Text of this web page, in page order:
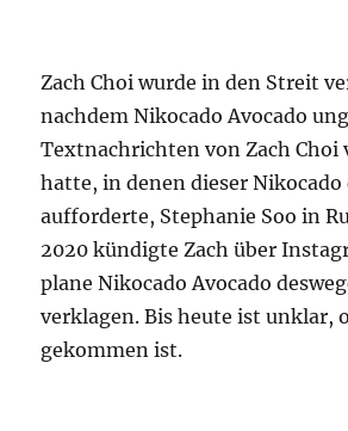
Zach Choi wurde in den Streit
nachdem Nikocado Avocado
Textnachrichten von Zach
hatte, in denen dieser Nikocado
aufforderte, Stephanie Soo in
2020 kündigte Zach über
plane Nikocado Avocado
verklagen. Bis heute ist unklar,
gekommen ist.